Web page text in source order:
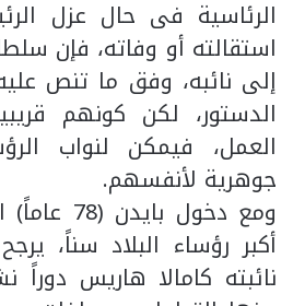
الرئاسية فى حال عزل
استقالته أو وفاته، فإن
إلى نائبه، وفق ما تنص
الدستور، لكن كونهم
العمل، فيمكن لنواب
جوهرية لأنفسهم.
ومع دخول
أكبر رؤساء البلاد سناً،
نائبته كامالا هاريس